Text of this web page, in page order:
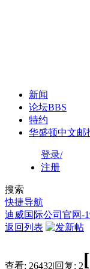
新闻
论坛BBS
特约
华盛顿中文邮
登录/
注册
搜索
快捷导航
迪威国际公司官网-
返回列表
查看: 26432|回复: 2